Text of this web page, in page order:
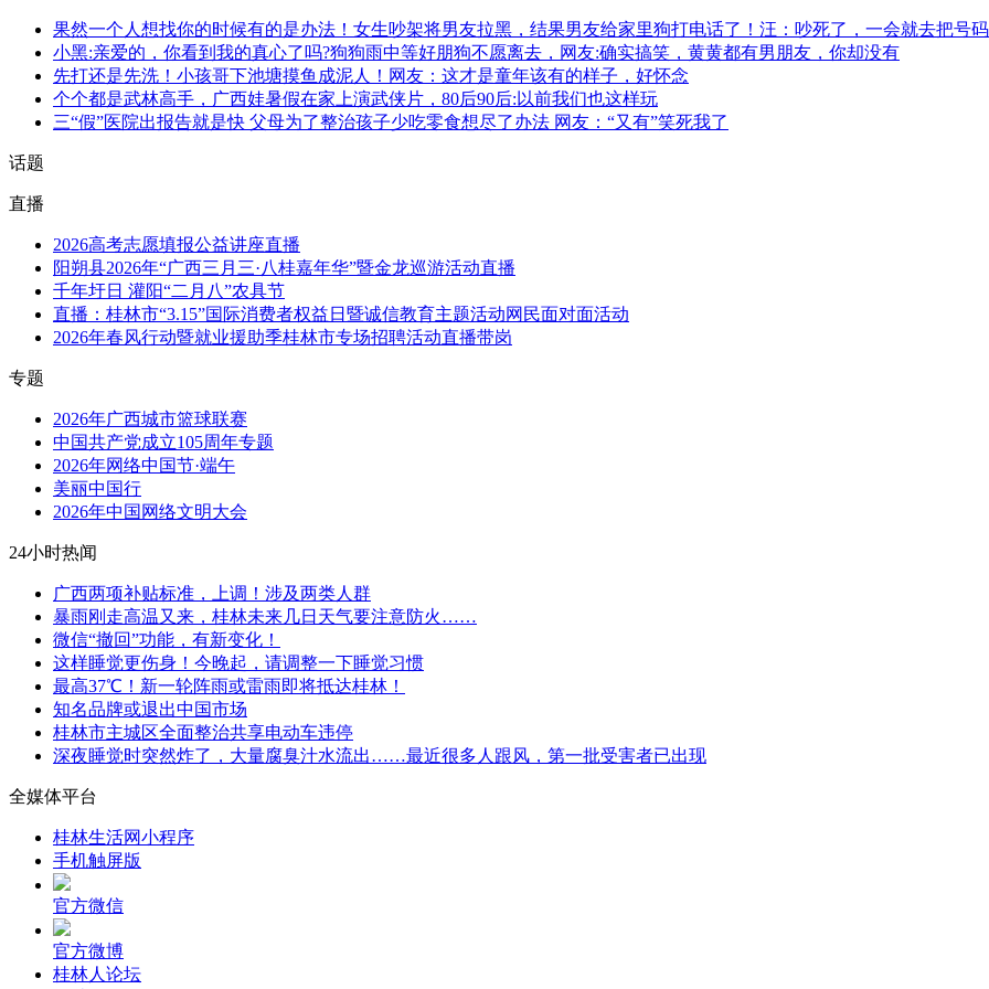
果然一个人想找你的时候有的是办法！女生吵架将男友拉黑，结果男友给家里狗打电话了！汪：吵死了，一会就去把号
小黑:亲爱的，你看到我的真心了吗?狗狗雨中等好朋狗不愿离去，网友:确实搞笑，黄黄都有男朋友，你却没有
先打还是先洗！小孩哥下池塘摸鱼成泥人！网友：这才是童年该有的样子，好怀念
个个都是武林高手，广西娃暑假在家上演武侠片，80后90后:以前我们也这样玩
三“假”医院出报告就是快 父母为了整治孩子少吃零食想尽了办法 网友：“又有”笑死我了
话题
直播
2026高考志愿填报公益讲座直播
阳朔县2026年“广西三月三·八桂嘉年华”暨金龙巡游活动直播
千年圩日 灌阳“二月八”农具节
直播：桂林市“3.15”国际消费者权益日暨诚信教育主题活动网民面对面活动
2026年春风行动暨就业援助季桂林市专场招聘活动直播带岗
专题
2026年广西城市篮球联赛
中国共产党成立105周年专题
2026年网络中国节·端午
美丽中国行
2026年中国网络文明大会
24小时热闻
广西两项补贴标准，上调！涉及两类人群
暴雨刚走高温又来，桂林未来几日天气要注意防火……
微信“撤回”功能，有新变化！
这样睡觉更伤身！今晚起，请调整一下睡觉习惯
最高37℃！新一轮阵雨或雷雨即将抵达桂林！
知名品牌或退出中国市场
桂林市主城区全面整治共享电动车违停
深夜睡觉时突然炸了，大量腐臭汁水流出……最近很多人跟风，第一批受害者已出现
全媒体平台
桂林生活网小程序
手机触屏版
官方微信
官方微博
桂林人论坛